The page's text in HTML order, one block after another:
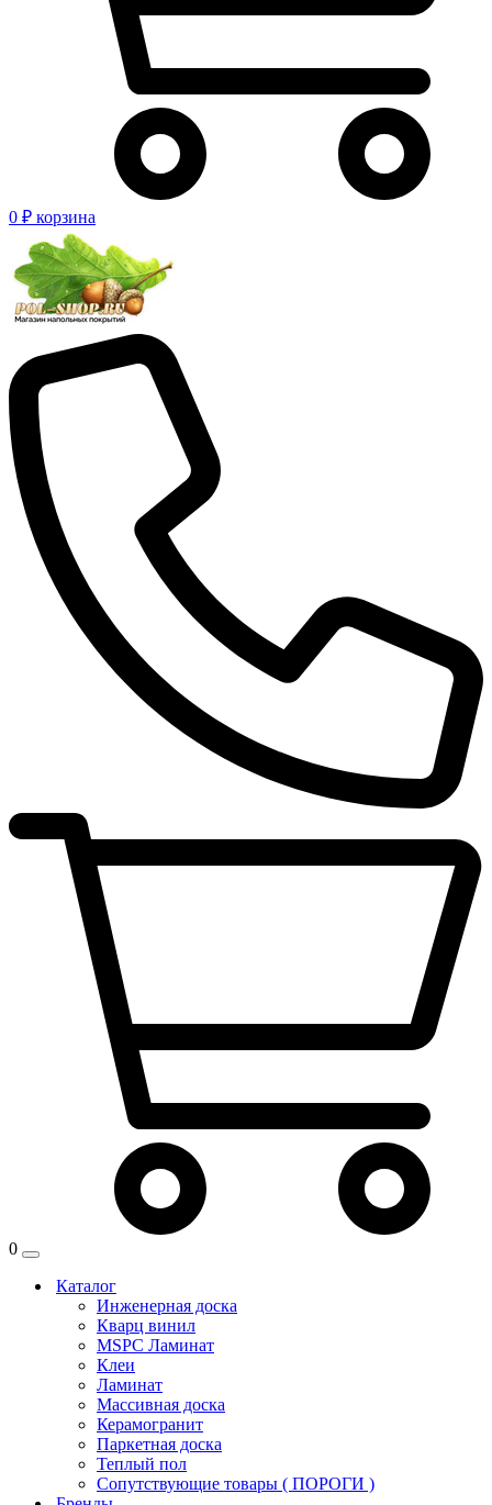
0 ₽ корзина
0
Каталог
Инженерная доска
Кварц винил
MSPC Ламинат
Клеи
Ламинат
Массивная доска
Керамогранит
Паркетная доска
Теплый пол
Сопутствующие товары ( ПОРОГИ )